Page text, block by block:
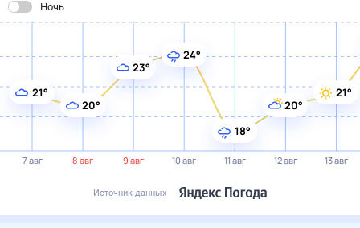
Ночь
7 авг 8 авг 9 авг 10 авг 11 авг 12 авг 13 авг
21°
20°
23°
24°
18°
20°
21°
Источник данных